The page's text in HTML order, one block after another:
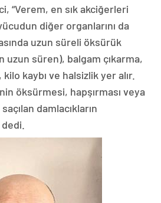
“Verem, en sık akciğerleri
diğer organlarını da
uzun süreli öksürük
uzun süren), balgam çıkarma,
kaybı ve halsizlik yer alır.
öksürmesi, hapşırması veya
damlacıkların